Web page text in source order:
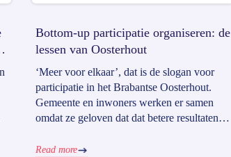
Bottom-up participatie organiseren: de
lessen van Oosterhout
‘Meer voor elkaar’, dat is de slogan voor
participatie in het Brabantse Oosterhout.
Gemeente en inwoners werken er samen
omdat ze geloven dat dat betere resultaten
projectleiders van de gemeente lanceren,
Read more